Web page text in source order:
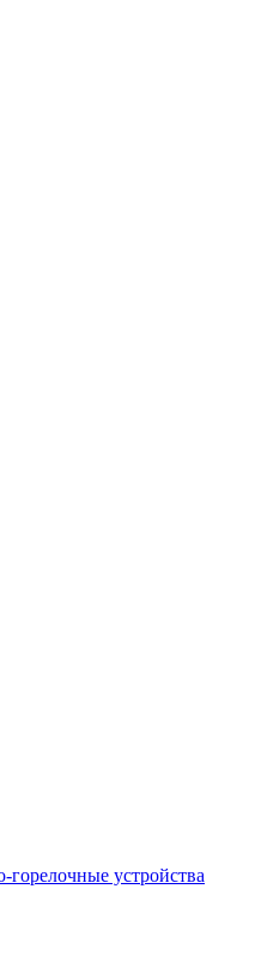
устройства